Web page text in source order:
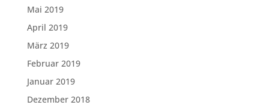
Mai 2019
April 2019
März 2019
Februar 2019
Januar 2019
Dezember 2018